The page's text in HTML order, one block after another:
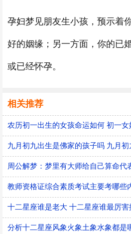
孕妇梦见朋友生小孩，预示着
好的姻缘；另一方面，你的已
或已经怀孕。
相关推荐
教师资格证综合素质考试主要考哪些
十二星座谁是老大 十二星座谁最厉害